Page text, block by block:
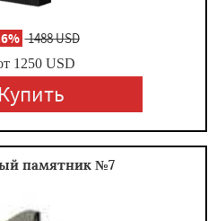
1488 USD
1250USD
Купить
памятник №7